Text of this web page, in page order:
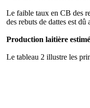
Le faible taux en CB des
des rebuts de dattes est
Production laitière
Le tableau 2 illustre les